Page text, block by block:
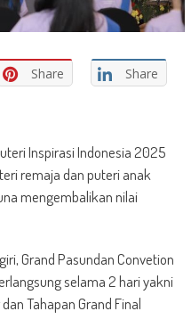
Share Share
Inspirasi Indonesia 2025
remaja dan puteri anak
mengembalikan nilai
Grand Pasundan Convetion
selama 2 hari yakni
Tahapan Grand Final